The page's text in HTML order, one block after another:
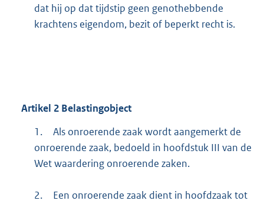
dat hij op dat tijdstip geen genothebbende
krachtens eigendom, bezit of beperkt recht is.
Artikel 2 Belastingobject
1.
Als onroerende zaak wordt aangemerkt de
onroerende zaak, bedoeld in hoofdstuk III van de
Wet waardering onroerende zaken.
2.
Een onroerende zaak dient in hoofdzaak tot